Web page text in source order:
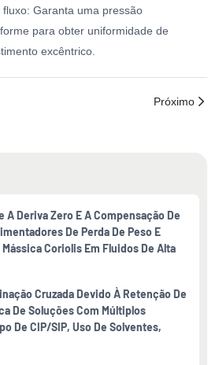
Garanta uma pressão
para obter uniformidade de
excêntrico.
Próximo
A Deriva Zero E A Compensação De
De Perda De Peso E
Mássica Coriolis Em Fluidos De Alta
Cruzada Devido À Retenção De
De Soluções Com Múltiplos
De CIP/SIP, Uso De Solventes,